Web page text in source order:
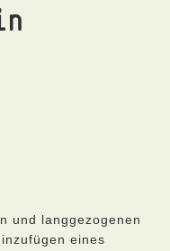
und langgezogenen
eines